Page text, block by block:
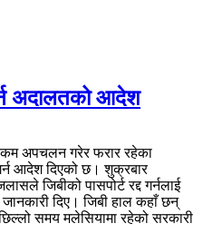
अदालतको आदेश
अपचलन गरेर फरार रहेका
गर्न आदेश दिएको छ। शुक्रबार
जिबीको पासपोर्ट रद्द गर्नलाई
दिए। जिबी हाल कहाँ छन्
समय मलेसियामा रहेको सरकारी